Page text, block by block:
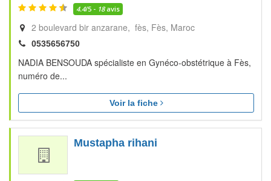
4.4/5 - 18avis
2 boulevard bir anzarane, fès Fès Maroc
0535656750
NADIA BENSOUDA spécialiste en Gynéco-obstétrique à Fès,
numéro de...
Voir la fiche
Mustapha rihani